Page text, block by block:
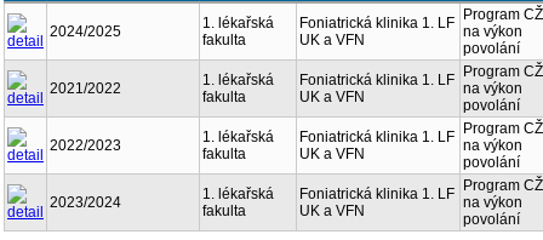
2024/2025
1. lékařská
fakulta
Foniatrická klinika 1. LF
UK a VFN
Program
na výkon
povolání
2021/2022
1. lékařská
fakulta
Foniatrická klinika 1. LF
UK a VFN
Program
na výkon
povolání
2022/2023
1. lékařská
fakulta
Foniatrická klinika 1. LF
UK a VFN
Program
na výkon
povolání
2023/2024
1. lékařská
fakulta
Foniatrická klinika 1. LF
UK a VFN
Program
na výkon
povolání